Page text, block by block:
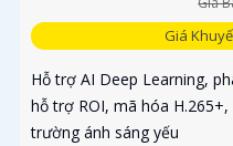
Giá
Hỗ trợ AI Deep Learning,
hỗ trợ ROI, mã hóa
trường ánh sáng yếu